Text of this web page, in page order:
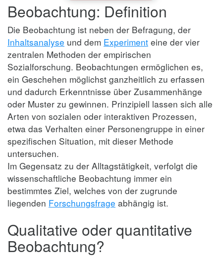
Beobachtung: Definition
Die Beobachtung ist neben der Befragung, der
Inhaltsanalyse und dem Experiment eine der vier
zentralen Methoden der empirischen
Sozialforschung. Beobachtungen ermöglichen es,
ein Geschehen möglichst ganzheitlich zu erfassen
und dadurch Erkenntnisse über Zusammenhänge
oder Muster zu gewinnen. Prinzipiell lassen sich alle
Arten von sozialen oder interaktiven Prozessen,
etwa das Verhalten einer Personengruppe in einer
spezifischen Situation, mit dieser Methode
untersuchen.
Im Gegensatz zu der Alltagstätigkeit, verfolgt die
wissenschaftliche Beobachtung immer ein
bestimmtes Ziel, welches von der zugrunde
liegenden Forschungsfrage abhängig ist.
Qualitative oder quantitative
Beobachtung?